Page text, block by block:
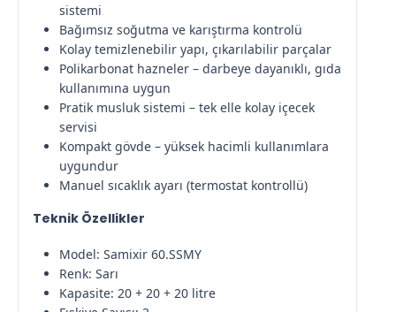
sistemi
Bağımsız soğutma ve karıştırma kontrolü
Kolay temizlenebilir yapı, çıkarılabilir parçalar
Polikarbonat hazneler – darbeye dayanıklı, gıda
kullanımına uygun
Pratik musluk sistemi – tek elle kolay içecek
servisi
Kompakt gövde – yüksek hacimli kullanımlara
uygundur
Manuel sıcaklık ayarı (termostat kontrollü)
Teknik Özellikler
Model: Samixir 60.SSMY
Renk: Sarı
Kapasite: 20 + 20 + 20 litre